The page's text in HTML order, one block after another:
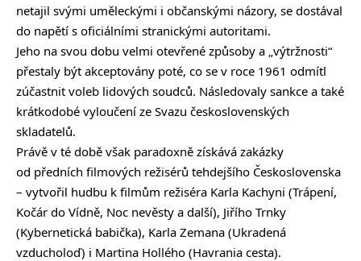
netajil svými uměleckými i občanskými názory, se dostával
do napětí s oficiálními stranickými autoritami.
Jeho na svou dobu velmi otevřené způsoby a „výtržnosti“
přestaly být akceptovány poté, co se v roce 1961 odmítl
zúčastnit voleb lidových soudců. Následovaly sankce a také
krátkodobé vyloučení ze Svazu československých
skladatelů.
Právě v té době však paradoxně získává zakázky
od předních filmových režisérů tehdejšího Československa
– vytvořil hudbu k filmům režiséra Karla Kachyni (Trápení,
Kočár do Vídně, Noc nevěsty a další), Jiřího Trnky
(Kybernetická babička), Karla Zemana (Ukradená
vzducholoď) i Martina Hollého (Havrania cesta).